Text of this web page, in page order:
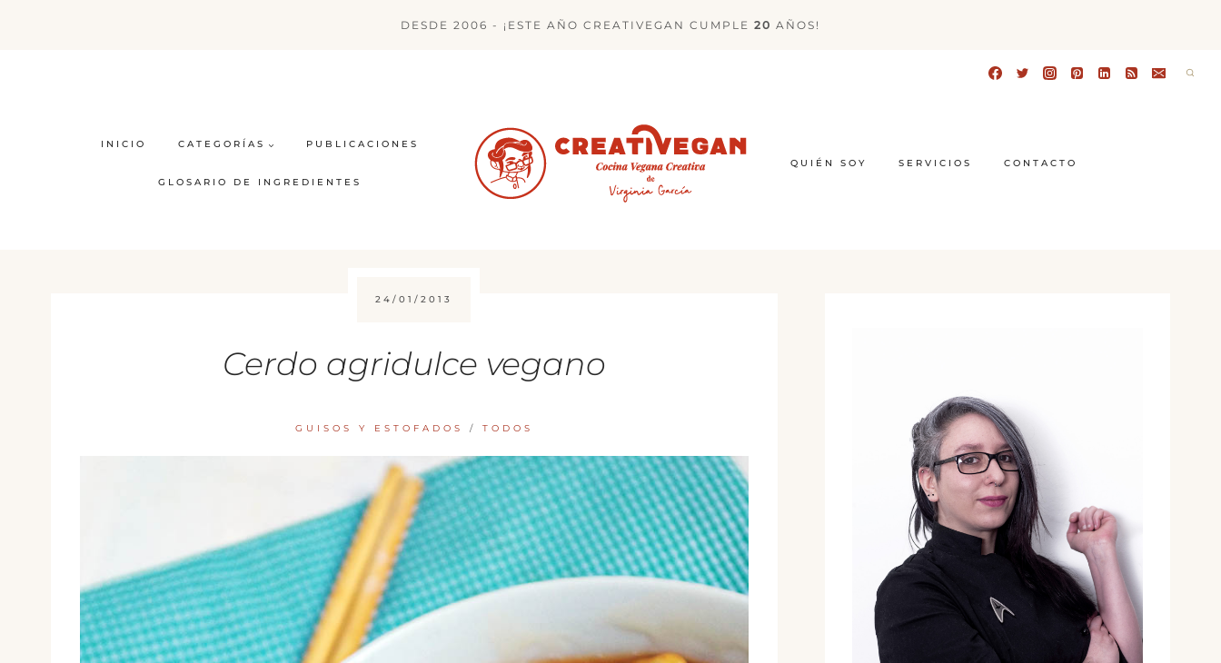
DESDE 2006 - ¡ESTE AÑO CREATIVEGAN CUMPLE 20 AÑOS!
INICIO CATEGORÍAS PUBLICACIONES
GLOSARIO DE INGREDIENTES
QUIÉN SOY SERVICIOS CONTACTO
24/01/2013
Cerdo agridulce vegano
GUISOS Y ESTOFADOS / TODOS